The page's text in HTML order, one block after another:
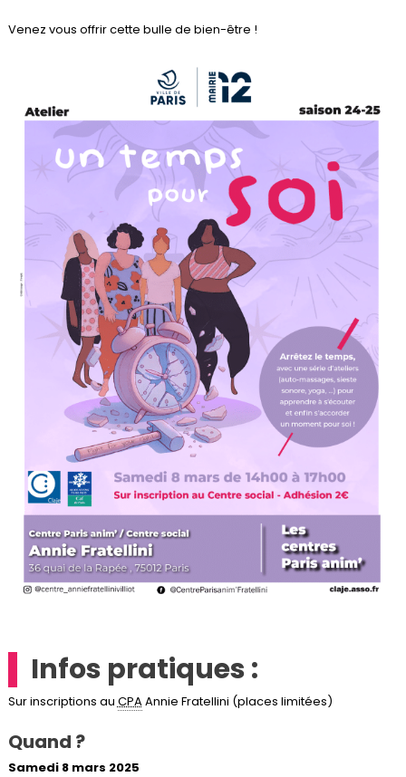
Venez vous offrir cette bulle de bien-être !
Infos pratiques :
Sur inscriptions au CPAAnnie Fratellini (places limitées)
Quand ?
Samedi 8 mars 2025